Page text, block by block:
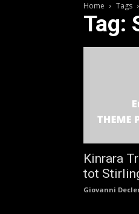
Home Tags
Tag:
Kinrara
tot
Giovanni